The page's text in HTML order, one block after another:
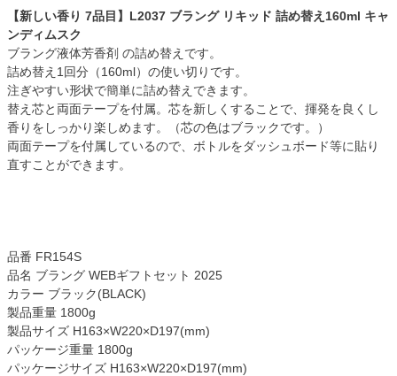
【新しい香り 7品目】L2037 ブラング リキッド 詰め替え160ml キャ
ンディムスク
ブラング液体芳香剤 の詰め替えです。
詰め替え1回分（160ml）の使い切りです。
注ぎやすい形状で簡単に詰め替えできます。
替え芯と両面テープを付属。芯を新しくすることで、揮発を良くし
香りをしっかり楽しめます。（芯の色はブラックです。）
両面テープを付属しているので、ボトルをダッシュボード等に貼り
直すことができます。
品番 FR154S
品名 ブラング WEBギフトセット 2025
カラー ブラック(BLACK)
製品重量 1800g
製品サイズ H163×W220×D197(mm)
パッケージ重量 1800g
パッケージサイズ H163×W220×D197(mm)